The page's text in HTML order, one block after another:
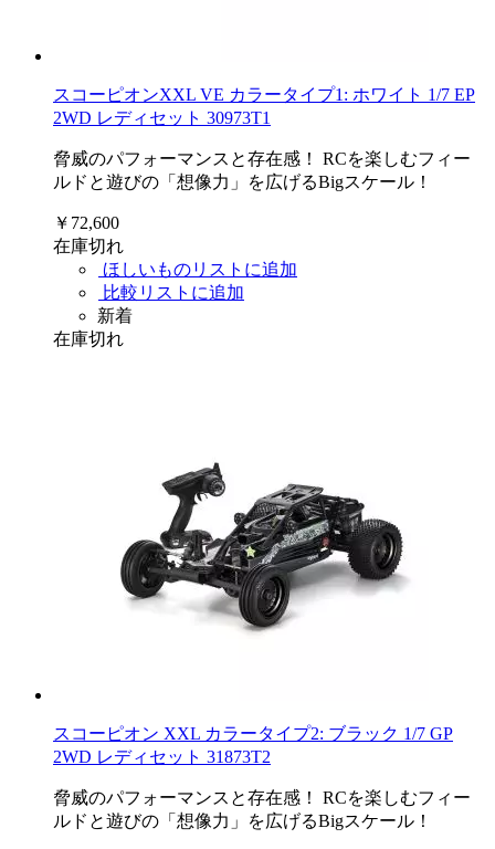
スコーピオンXXL VE カラータイプ1: ホワイト 1/7 EP
2WD レディセット 30973T1
脅威のパフォーマンスと存在感！ RCを楽しむフィー
ルドと遊びの「想像力」を広げるBigスケール！
￥72,600
在庫切れ
ほしいものリストに追加
比較リストに追加
新着
在庫切れ
スコーピオン XXL カラータイプ2: ブラック 1/7 GP
2WD レディセット 31873T2
脅威のパフォーマンスと存在感！ RCを楽しむフィー
ルドと遊びの「想像力」を広げるBigスケール！